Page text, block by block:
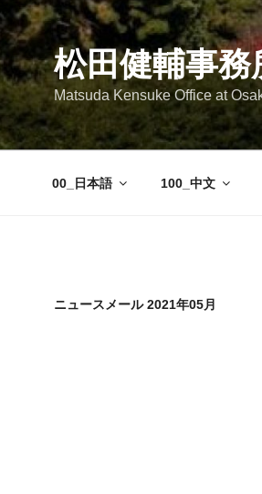
松田健輔事務
Matsuda Kensuke Office at
00_日本語 100_中文
ニュースメール 2021年05月